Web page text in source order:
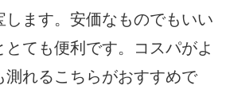
します。安価なものでもいい
ても便利です。コスパがよ
測れるこちらがおすすめで